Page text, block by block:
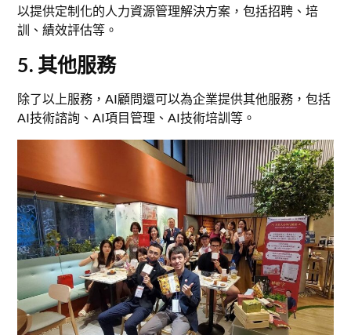
以提供定制化的人力資源管理解決方案，包括招聘、培
訓、績效評估等。
5. 其他服務
除了以上服務，AI顧問還可以為企業提供其他服務，包括
AI技術諮詢、AI項目管理、AI技術培訓等。